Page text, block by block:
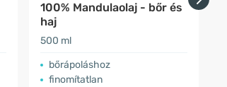
100% Mandulaolaj - bőr és
haj
500 ml
​bőrápoláshoz
finomítatlan